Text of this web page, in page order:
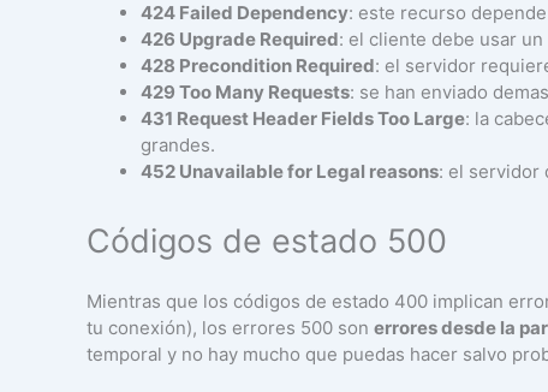
424 Failed Dependency: este recurso
426 Upgrade Required: el cliente debe usar
428 Precondition Required: el servidor
429 Too Many Requests: se han enviado
431 Request Header Fields Too Large: la
grandes.
452 Unavailable for Legal reasons: el servidor
Códigos de estado 500
Mientras que los códigos de estado 400 implican
tu conexión), los errores 500 son errores desde la
temporal y no hay mucho que puedas hacer salvo